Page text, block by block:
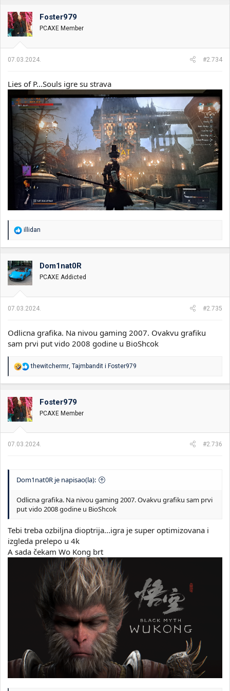
Foster979
PCAXE Member
07.03.2024. #2.734
Lies of P...Souls igre su strava
R
a
o
v
a
n
:
illidan
Dom1nat0R
PCAXE Addicted
07.03.2024. #2.735
Odlicna grafika. Na nivou gaming 2007. Ovakvu grafiku
sam prvi put vido 2008 godine u BioShcok
R
o
v
a
n
j
:
thewitchermr Tajmbandit i Foster979
Foster979
PCAXE Member
07.03.2024. #2.736
Dom1nat0R je napisao(la):
Odlicna grafika. Na nivou gaming 2007. Ovakvu grafiku sam prvi
put vido 2008 godine u BioShcok
Tebi treba ozbiljna dioptrija...igra je super optimizovana i
izgleda prelepo u 4k
A sada čekam Wo Kong brt